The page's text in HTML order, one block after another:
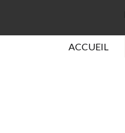
ACCUEIL